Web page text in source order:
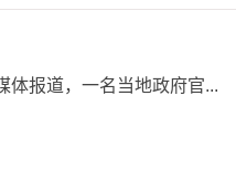
体报道，一名当地政府官...